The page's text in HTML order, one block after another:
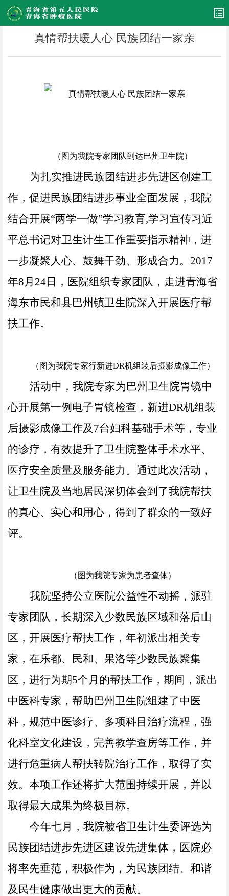
真情帮扶暖人心 民族团结一家亲
（图为我院专家团队到达巴州卫生院）
为扎实推进民族团结进步先进区创建工
作，促进民族团结进步事业全面发展，我院
结合开展“两学一做”学习教育,学习宣传习近
平总书记对卫生计生工作重要指示精神，进
一步凝聚人心、鼓舞干劲、形成合力。2017
年8月24日，医院组织专家团队，走进青海省
海东市民和县巴州镇卫生院深入开展医疗帮
扶工作。
（图为我院专家行新进DR机组装后摄影成像工作）
活动中，我院专家为巴州卫生院胃镜中
心开展第一例电子胃镜检查，新进DR机组装
后摄影成像工作及7台妇科基础手术等，专业
的诊疗，有效提升了卫生院整体手术水平、
医疗安全质量及服务能力。通过此次活动，
让卫生院及当地居民深切体会到了我院帮扶
的真心、实心和用心，得到了群众的一致好
评。
（图为我院专家为患者查体）
我院坚持公立医院公益性不动摇，派驻
专家团队，长期深入少数民族区域和落后山
区，开展医疗帮扶工作，年初派出相关专
家，在乐都、民和、果洛等少数民族聚集
区，进行为期5个月的帮扶工作，期间，派出
中医科专家，帮助巴州卫生院组建了中医
科，规范中医诊疗、多项科目治疗流程，强
化科室文化建设，完善教学查房等工作，并
进行危重病人帮扶转院治疗工作，取得了实
效。本项工作还将扩大范围持续开展，并以
取得最大成果为终极目标。
今年七月，我院被省卫生计生委评选为
民族团结进步先进区建设先进集体，医院必
将率先垂范，积极作为，为民族团结、和谐
及民生健康做出更大的贡献。